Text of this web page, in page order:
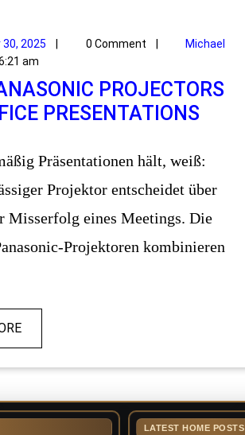
30, 2025 0 Comment
Michael
am
PROJECTORS
PRESENTATIONS
Projektor entscheidet über
Misserfolg eines Meetings. Die
Projektoren kombinieren
LATEST HOME POSTS